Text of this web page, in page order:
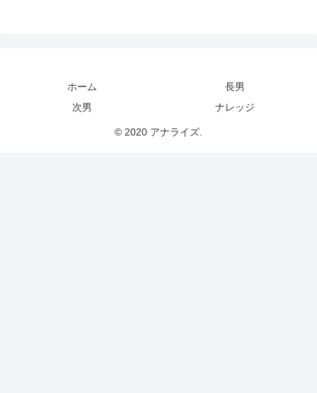
ホーム
長男
次男
ナレッジ
© 2020 アナライズ.